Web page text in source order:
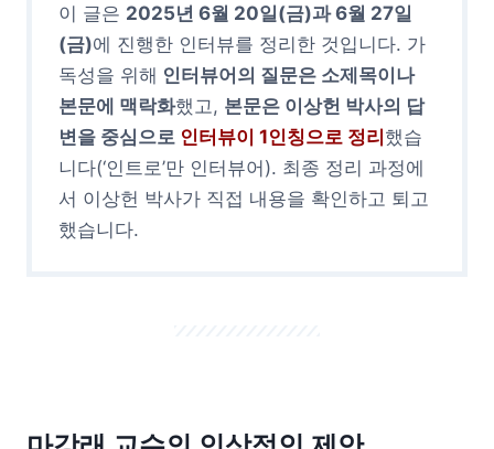
이 글은 2025년 6월 20일(금)과 6월 27일
(금)에 진행한 인터뷰를 정리한 것입니다. 가
독성을 위해 인터뷰어의 질문은 소제목이나
본문에 맥락화했고, 본문은 이상헌 박사의 답
변을 중심으로 인터뷰이 1인칭으로 정리했습
니다(‘인트로’만 인터뷰어). 최종 정리 과정에
서 이상헌 박사가 직접 내용을 확인하고 퇴고
했습니다.